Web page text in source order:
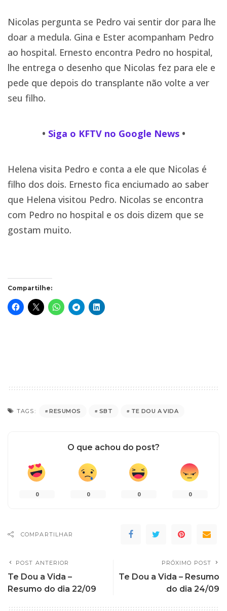
Nicolas pergunta se Pedro vai sentir dor para lhe
doar a medula. Gina e Ester acompanham Pedro
ao hospital. Ernesto encontra Pedro no hospital,
lhe entrega o desenho que Nicolas fez para ele e
pede que depois do transplante não volte a ver
seu filho.
• Siga o KFTV no Google News•
Helena visita Pedro e conta a ele que Nicolas é
filho dos dois. Ernesto fica enciumado ao saber
que Helena visitou Pedro. Nicolas se encontra
com Pedro no hospital e os dois dizem que se
gostam muito.
Compartilhe:
TAGS: RESUMOS SBT TE DOU A VIDA
O que achou do post?
0 0 0 0
COMPARTILHAR
POST ANTERIOR
Te Dou a Vida –
Resumo do dia 22/09
PRÓXIMO POST
Te Dou a Vida – Resumo
do dia 24/09